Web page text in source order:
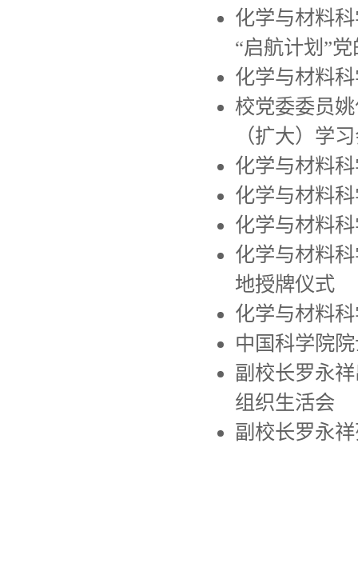
化学与材料
“启航计划”
化学与材料
校党委委员
（扩大）学
化学与材料
化学与材料
化学与材料
化学与材料
地授牌仪式
化学与材料
中国科学院
副校长罗永
组织生活会
副校长罗永